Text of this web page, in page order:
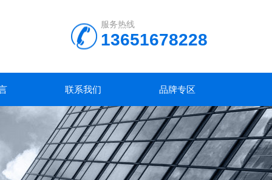
服务热线
13651678228
联系我们 品牌专区